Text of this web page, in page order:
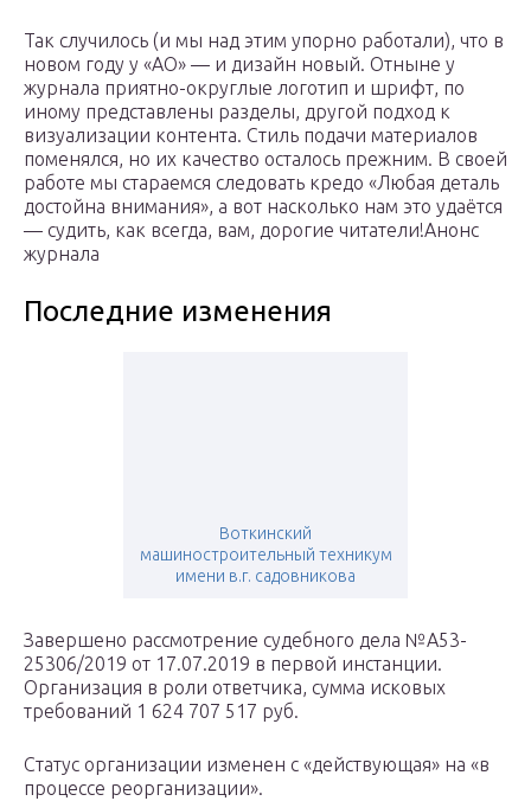
Так случилось (и мы над этим упорно работали), что в
новом году у «АО» — и дизайн новый. Отныне у
журнала приятно-округлые логотип и шрифт, по
иному представлены разделы, другой подход к
визуализации контента. Стиль подачи материалов
поменялся, но их качество осталось прежним. В своей
работе мы стараемся следовать кредо «Любая деталь
достойна внимания», а вот насколько нам это удаётся
— судить, как всегда, вам, дорогие читатели!Анонс
журнала
Последние изменения
Воткинский
машиностроительный техникум
имени в.г. садовникова
Завершено рассмотрение судебного дела №А53-
25306/2019 от 17.07.2019 в первой инстанции.
Организация в роли ответчика, сумма исковых
требований 1 624 707 517 руб.
Статус организации изменен с «действующая» на «в
процессе реорганизации».